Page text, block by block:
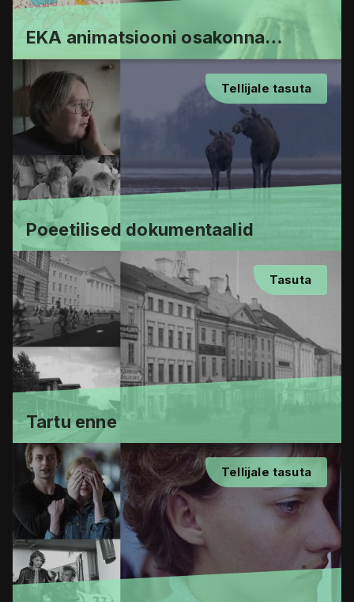
EKA animatsiooni osakonna
tudengifilmid
Tellijale tasuta
Poeetilised dokumentaalid
Tasuta
Tartu enne
Tellijale tasuta